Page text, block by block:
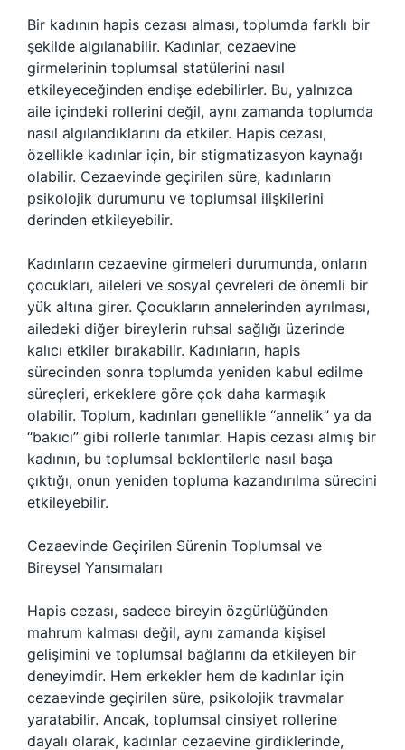
Bir kadının hapis cezası alması, toplumda farklı bir
şekilde algılanabilir. Kadınlar, cezaevine
girmelerinin toplumsal statülerini nasıl
etkileyeceğinden endişe edebilirler. Bu, yalnızca
aile içindeki rollerini değil, aynı zamanda toplumda
nasıl algılandıklarını da etkiler. Hapis cezası,
özellikle kadınlar için, bir stigmatizasyon kaynağı
olabilir. Cezaevinde geçirilen süre, kadınların
psikolojik durumunu ve toplumsal ilişkilerini
derinden etkileyebilir.
Kadınların cezaevine girmeleri durumunda, onların
çocukları, aileleri ve sosyal çevreleri de önemli bir
yük altına girer. Çocukların annelerinden ayrılması,
ailedeki diğer bireylerin ruhsal sağlığı üzerinde
kalıcı etkiler bırakabilir. Kadınların, hapis
sürecinden sonra toplumda yeniden kabul edilme
süreçleri, erkeklere göre çok daha karmaşık
olabilir. Toplum, kadınları genellikle “annelik” ya da
“bakıcı” gibi rollerle tanımlar. Hapis cezası almış bir
kadının, bu toplumsal beklentilerle nasıl başa
çıktığı, onun yeniden topluma kazandırılma sürecini
etkileyebilir.
Cezaevinde Geçirilen Sürenin Toplumsal ve
Bireysel Yansımaları
Hapis cezası, sadece bireyin özgürlüğünden
mahrum kalması değil, aynı zamanda kişisel
gelişimini ve toplumsal bağlarını da etkileyen bir
deneyimdir. Hem erkekler hem de kadınlar için
cezaevinde geçirilen süre, psikolojik travmalar
yaratabilir. Ancak, toplumsal cinsiyet rollerine
dayalı olarak, kadınlar cezaevine girdiklerinde,